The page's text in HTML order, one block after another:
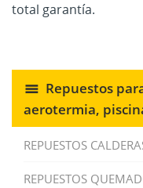
Repuestos
aerotermia,
REPUESTOS
REPUESTOS
total garantía.